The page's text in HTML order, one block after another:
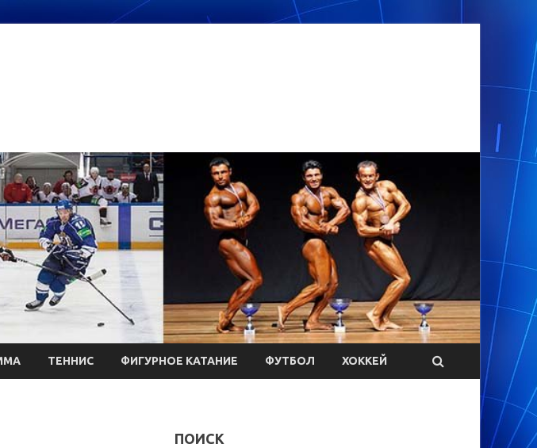
ТЕННИС ФИГУРНОЕ КАТАНИЕ ФУТБОЛ ХОККЕЙ
ПОИСК